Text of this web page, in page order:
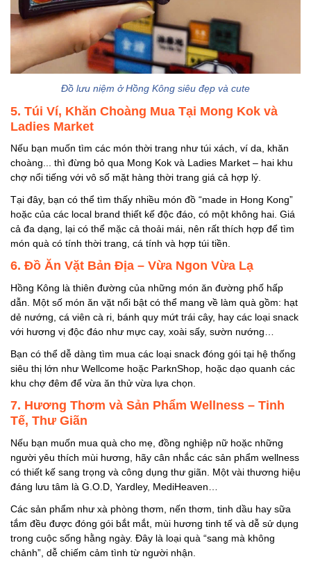
Đồ lưu niệm ở Hồng Kông siêu đẹp và cute
5. Túi Ví, Khăn Choàng Mua Tại Mong Kok và
Ladies Market
Nếu bạn muốn tìm các món thời trang như túi xách, ví da, khăn
choàng... thì đừng bỏ qua Mong Kok và Ladies Market – hai khu
chợ nổi tiếng với vô số mặt hàng thời trang giá cả hợp lý.
Tại đây, bạn có thể tìm thấy nhiều món đồ “made in Hong Kong”
hoặc của các local brand thiết kế độc đáo, có một không hai. Giá
cả đa dạng, lại có thể mặc cả thoải mái, nên rất thích hợp để tìm
món quà có tính thời trang, cá tính và hợp túi tiền.
6. Đồ Ăn Vặt Bản Địa – Vừa Ngon Vừa Lạ
Hồng Kông là thiên đường của những món ăn đường phố hấp
dẫn. Một số món ăn vặt nổi bật có thể mang về làm quà gồm: hạt
dẻ nướng, cá viên cà ri, bánh quy mứt trái cây, hay các loại snack
với hương vị độc đáo như mực cay, xoài sấy, sườn nướng…
Bạn có thể dễ dàng tìm mua các loại snack đóng gói tại hệ thống
siêu thị lớn như Wellcome hoặc ParknShop, hoặc dạo quanh các
khu chợ đêm để vừa ăn thử vừa lựa chọn.
7. Hương Thơm và Sản Phẩm Wellness – Tinh
Tế, Thư Giãn
Nếu bạn muốn mua quà cho mẹ, đồng nghiệp nữ hoặc những
người yêu thích mùi hương, hãy cân nhắc các sản phẩm wellness
có thiết kế sang trọng và công dụng thư giãn. Một vài thương hiệu
đáng lưu tâm là G.O.D, Yardley, MediHeaven…
Các sản phẩm như xà phòng thơm, nến thơm, tinh dầu hay sữa
tắm đều được đóng gói bắt mắt, mùi hương tinh tế và dễ sử dụng
trong cuộc sống hằng ngày. Đây là loại quà “sang mà không
chảnh”, dễ chiếm cảm tình từ người nhận.